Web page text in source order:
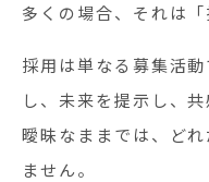
多くの場合、それは「
採用は単なる募集活
し、未来を提示し、
曖昧なままでは、ど
ません。